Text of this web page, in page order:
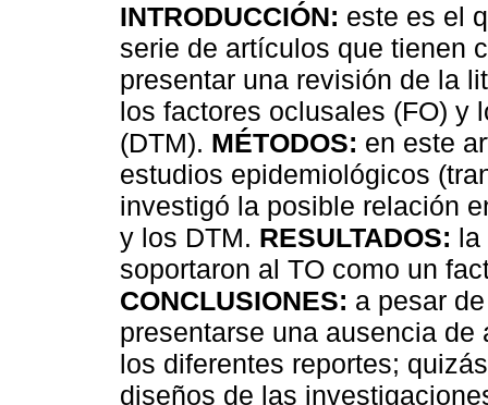
INTRODUCCIÓN: este es el
serie de artículos que tienen
presentar una revisión de la
los factores oclusales (FO) y
(DTM). MÉTODOS: en este
estudios epidemiológicos
investigó la posible relación
y los DTM. RESULTADOS: la
soportaron al TO como un
CONCLUSIONES: a pesar
presentarse una ausencia
los diferentes reportes;
diseños de las